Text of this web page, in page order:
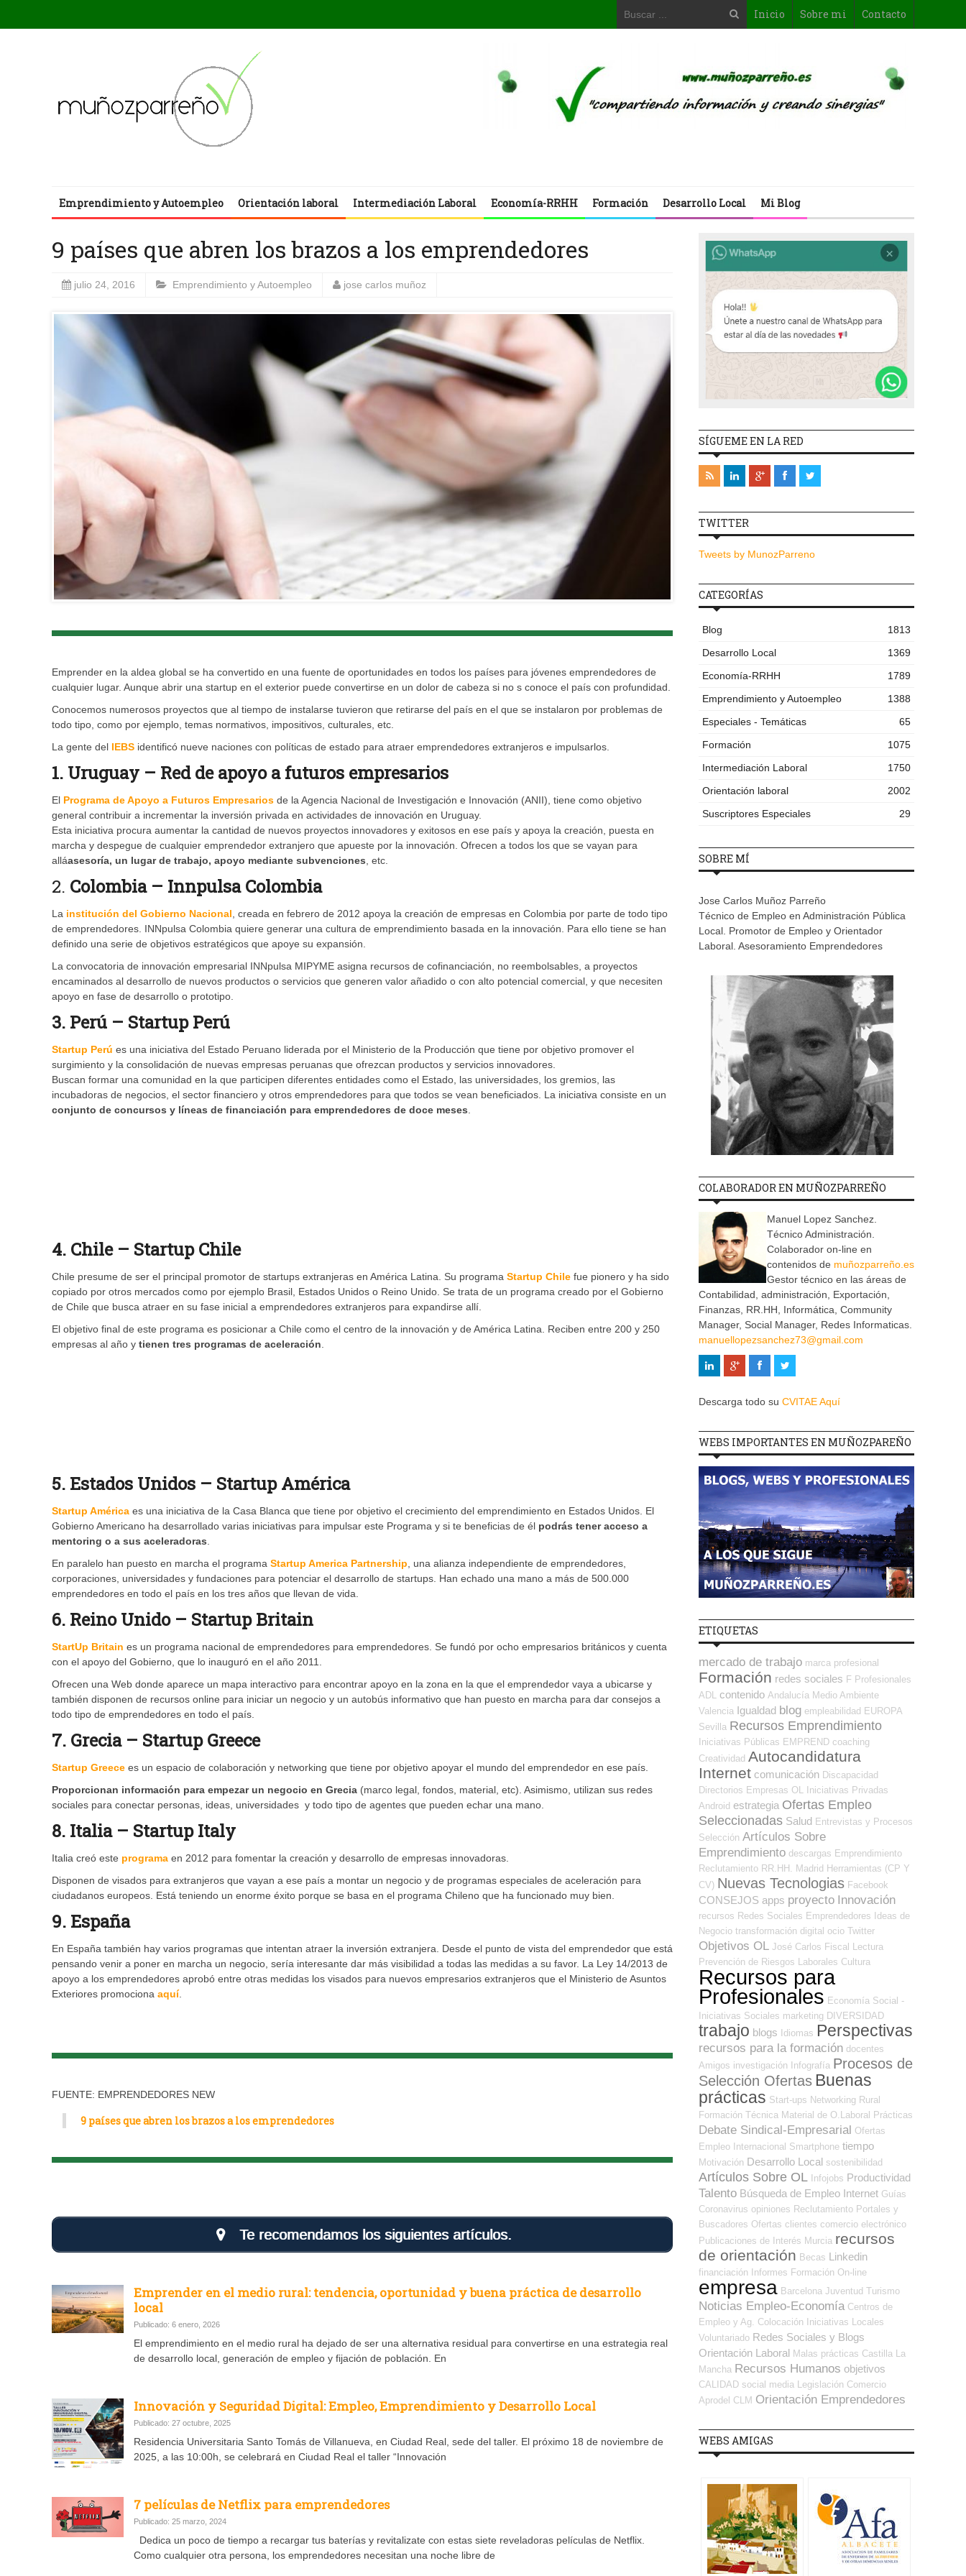
Inicio Sobre mi Contacto
Emprendimiento y Autoempleo Orientación laboral Intermediación Laboral Economía-RRHH Formación Desarrollo Local Mi Blog
9 países que abren los brazos a los emprendedores
julio 24, 2016 Emprendimiento y Autoempleo jose carlos muñoz
Emprender en la aldea global se ha convertido en una fuente de oportunidades en todos los países para jóvenes emprendedores de
cualquier lugar. Aunque abrir una startup en el exterior puede convertirse en un dolor de cabeza si no s conoce el país con profundidad.
Conocemos numerosos proyectos que al tiempo de instalarse tuvieron que retirarse del país en el que se instalaron por problemas de
todo tipo, como por ejemplo, temas normativos, impositivos, culturales, etc.
La gente del IEBS identificó nueve naciones con políticas de estado para atraer emprendedores extranjeros e impulsarlos.
1. Uruguay – Red de apoyo a futuros empresarios
El Programa de Apoyo a Futuros Empresarios de la Agencia Nacional de Investigación e Innovación (ANII), tiene como objetivo
general contribuir a incrementar la inversión privada en actividades de innovación en Uruguay.
Esta iniciativa procura aumentar la cantidad de nuevos proyectos innovadores y exitosos en ese país y apoya la creación, puesta en
marcha y despegue de cualquier emprendedor extranjero que apueste por la innovación. Ofrecen a todos los que se vayan para
alláasesoría, un lugar de trabajo, apoyo mediante subvenciones, etc.
2. Colombia – Innpulsa Colombia
La institución del Gobierno Nacional, creada en febrero de 2012 apoya la creación de empresas en Colombia por parte de todo tipo
de emprendedores. INNpulsa Colombia quiere generar una cultura de emprendimiento basada en la innovación. Para ello tiene se han
definido una serie de objetivos estratégicos que apoye su expansión.
La convocatoria de innovación empresarial INNpulsa MIPYME asigna recursos de cofinanciación, no reembolsables, a proyectos
encaminados al desarrollo de nuevos productos o servicios que generen valor añadido o con alto potencial comercial, y que necesiten
apoyo en fase de desarrollo o prototipo.
3. Perú – Startup Perú
Startup Perú es una iniciativa del Estado Peruano liderada por el Ministerio de la Producción que tiene por objetivo promover el
surgimiento y la consolidación de nuevas empresas peruanas que ofrezcan productos y servicios innovadores.
Buscan formar una comunidad en la que participen diferentes entidades como el Estado, las universidades, los gremios, las
incubadoras de negocios, el sector financiero y otros emprendedores para que todos se vean beneficiados. La iniciativa consiste en un
conjunto de concursos y líneas de financiación para emprendedores de doce meses.
4. Chile – Startup Chile
Chile presume de ser el principal promotor de startups extranjeras en América Latina. Su programa Startup Chile fue pionero y ha sido
copiado por otros mercados como por ejemplo Brasil, Estados Unidos o Reino Unido. Se trata de un programa creado por el Gobierno
de Chile que busca atraer en su fase inicial a emprendedores extranjeros para expandirse allí.
El objetivo final de este programa es posicionar a Chile como el centro de la innovación y de América Latina. Reciben entre 200 y 250
empresas al año y tienen tres programas de aceleración.
5. Estados Unidos – Startup América
Startup América es una iniciativa de la Casa Blanca que tiene por objetivo el crecimiento del emprendimiento en Estados Unidos. El
Gobierno Americano ha desarrollado varias iniciativas para impulsar este Programa y si te beneficias de él podrás tener acceso a
mentoring o a sus aceleradoras.
En paralelo han puesto en marcha el programa Startup America Partnership, una alianza independiente de emprendedores,
corporaciones, universidades y fundaciones para potenciar el desarrollo de startups. Han echado una mano a más de 500.000
emprendedores en todo el país en los tres años que llevan de vida.
6. Reino Unido – Startup Britain
StartUp Britain es un programa nacional de emprendedores para emprendedores. Se fundó por ocho empresarios británicos y cuenta
con el apoyo del Gobierno, que lo inauguró en el año 2011.
Ofrecen una Web donde aparece un mapa interactivo para encontrar apoyo en la zona en la que el emprendedor vaya a ubicarse y
también disponen de recursos online para iniciar un negocio y un autobús informativo que han puesto en marcha para dar consejos a
todo tipo de emprendedores en todo el país.
7. Grecia – Startup Greece
Startup Greece es un espacio de colaboración y networking que tiene por objetivo apoyar el mundo del emprendedor en ese país.
Proporcionan información para empezar un negocio en Grecia (marco legal, fondos, material, etc). Asimismo, utilizan sus redes
sociales para conectar personas, ideas, universidades y todo tipo de agentes que pueden echar una mano.
8. Italia – Startup Italy
Italia creó este programa en 2012 para fomentar la creación y desarrollo de empresas innovadoras.
Disponen de visados para extranjeros que vayan a ese país a montar un negocio y de programas especiales de aceleración para
ciudadanos europeos. Está teniendo un enorme éxito porque se basa en el programa Chileno que ha funcionado muy bien.
9. España
En España también hay varios programas que intentan atraer la inversión extranjera. Desde el punto de vista del emprendedor que está
pensando venir a poner en marcha un negocio, sería interesante dar más visibilidad a todas las medidas a su favor. La Ley 14/2013 de
apoyo a los emprendedores aprobó entre otras medidas los visados para nuevos empresarios extranjeros que el Ministerio de Asuntos
Exteriores promociona aquí.
FUENTE: EMPRENDEDORES NEW
9 países que abren los brazos a los emprendedores
Te recomendamos los siguientes artículos.
Emprender en el medio rural: tendencia, oportunidad y buena práctica de desarrollo
local
Publicado: 6 enero, 2026
El emprendimiento en el medio rural ha dejado de ser una alternativa residual para convertirse en una estrategia real
de desarrollo local, generación de empleo y fijación de población. En
Innovación y Seguridad Digital: Empleo, Emprendimiento y Desarrollo Local
Publicado: 27 octubre, 2025
Residencia Universitaria Santo Tomás de Villanueva, en Ciudad Real, sede del taller. El próximo 18 de noviembre de
2025, a las 10:00h, se celebrará en Ciudad Real el taller “Innovación
7 películas de Netflix para emprendedores
Publicado: 25 marzo, 2024
Dedica un poco de tiempo a recargar tus baterías y revitalizate con estas siete reveladoras películas de Netflix.
Como cualquier otra persona, los emprendedores necesitan una noche libre de
SÍGUEME EN LA RED
TWITTER
Tweets by MunozParreno
CATEGORÍAS
Blog
1813
Desarrollo Local
1369
Economía-RRHH
1789
Emprendimiento y Autoempleo
1388
Especiales - Temáticas
65
Formación
1075
Intermediación Laboral
1750
Orientación laboral
2002
Suscriptores Especiales
29
SOBRE MÍ
Jose Carlos Muñoz Parreño
Técnico de Empleo en Administración Pública
Local. Promotor de Empleo y Orientador
Laboral. Asesoramiento Emprendedores
COLABORADOR EN MUÑOZPARREÑO
Manuel Lopez Sanchez.
Técnico Administración.
Colaborador on-line en
contenidos de muñozparreño.es
Gestor técnico en las áreas de
Contabilidad, administración, Exportación,
Finanzas, RR.HH, Informática, Community
Manager, Social Manager, Redes Informaticas.
manuellopezsanchez73@gmail.com
Descarga todo su CVITAE Aquí
WEBS IMPORTANTES EN MUÑOZPAREÑO
ETIQUETAS
mercado de trabajo marca profesional
Formación redes sociales F Profesionales
ADL
contenido Andalucía Medio Ambiente
Valencia Igualdad blog empleabilidad EUROPA
Sevilla Recursos Emprendimiento
Iniciativas Públicas EMPREND coaching
Creatividad Autocandidatura
Internet comunicación Discapacidad
Directorios Empresas OL
Iniciativas Privadas
Android estrategia Ofertas Empleo
Seleccionadas Salud Entrevistas y Procesos
Selección Artículos Sobre
Emprendimiento descargas Emprendimiento
Reclutamiento RR.HH.
Madrid Herramientas (CP Y
CV) Nuevas Tecnologias Facebook
CONSEJOS apps proyecto Innovación
recursos Redes Sociales Emprendedores
Ideas de
Negocio transformación digital ocio Twitter
Objetivos OL José Carlos Fiscal
Lectura
Prevención de Riesgos Laborales Cultura
Recursos para
Profesionales Economía Social -
Iniciativas Sociales marketing DIVERSIDAD
trabajo blogs Idiomas Perspectivas
recursos para la formación docentes
Amigos investigación Infografía Procesos de
Selección Ofertas Buenas
prácticas Start-ups Networking Rural
Formación Técnica Material de O.Laboral Prácticas
Debate Sindical-Empresarial Ofertas
Empleo Internacional Smartphone tiempo
Motivación Desarrollo Local sostenibilidad
Artículos Sobre OL Infojobs Productividad
Talento Búsqueda de Empleo Internet Guías
Coronavirus opiniones Reclutamiento Portales y
Buscadores Ofertas clientes comercio electrónico
Publicaciones de Interés Murcia recursos
de orientación Becas Linkedin
financiación Informes Formación On-line
empresa Barcelona Juventud Turismo
Noticias Empleo-Economía Centros de
Empleo y Ag. Colocación
Iniciativas Locales
Voluntariado Redes Sociales y Blogs
Orientación Laboral Malas prácticas Castilla La
Mancha Recursos Humanos objetivos
CALIDAD social media Legislación Comercio
Aprodel CLM Orientación Emprendedores
WEBS AMIGAS